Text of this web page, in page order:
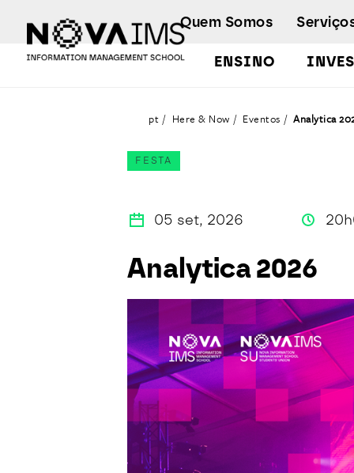
ENSINO
Quem Somos
pt Here & Now Eventos Analytica
FESTA
05 set, 2026
Analytica 2026